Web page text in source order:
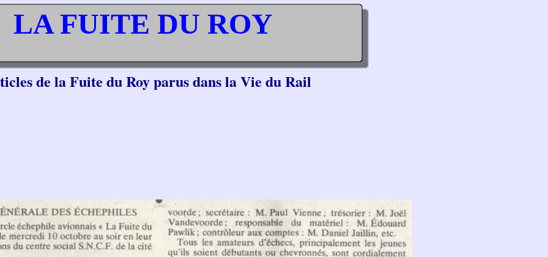
LA FUITE DU ROY
de la Fuite du Roy parus dans la Vie du Rail